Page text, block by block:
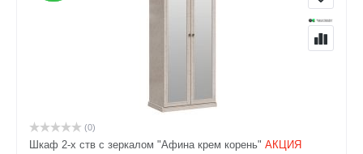
(0)
Шкаф 2-х ств с зеркалом "Афина крем корень" АКЦИЯ